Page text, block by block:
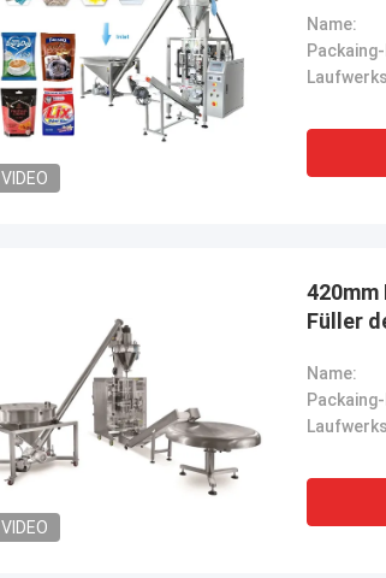
VIDEO
Name:
VIDEO
Füller
Name: